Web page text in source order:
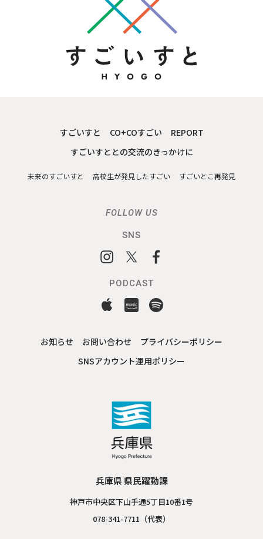
すごいすと CO+COすごい
REPORT
すごいすととの交流のきっかけに
未来のすごいすと 高校生が発見したすごい すごいとこ再発見
FOLLOW US
SNS
PODCAST
お知らせ お問い合わせ
プライバシーポリシー
SNSアカウント運用ポリシー
兵庫県 県民躍動課
神戸市中央区下山手通5丁目10番1号
078-341-7711（代表）